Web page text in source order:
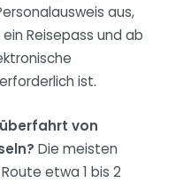
aus,
Reisepass und ab
ist.
von
Die meisten
etwa 1 bis 2